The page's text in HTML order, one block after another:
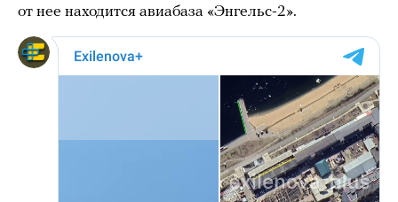
от нее находится авиабаза «Энгельс-2».